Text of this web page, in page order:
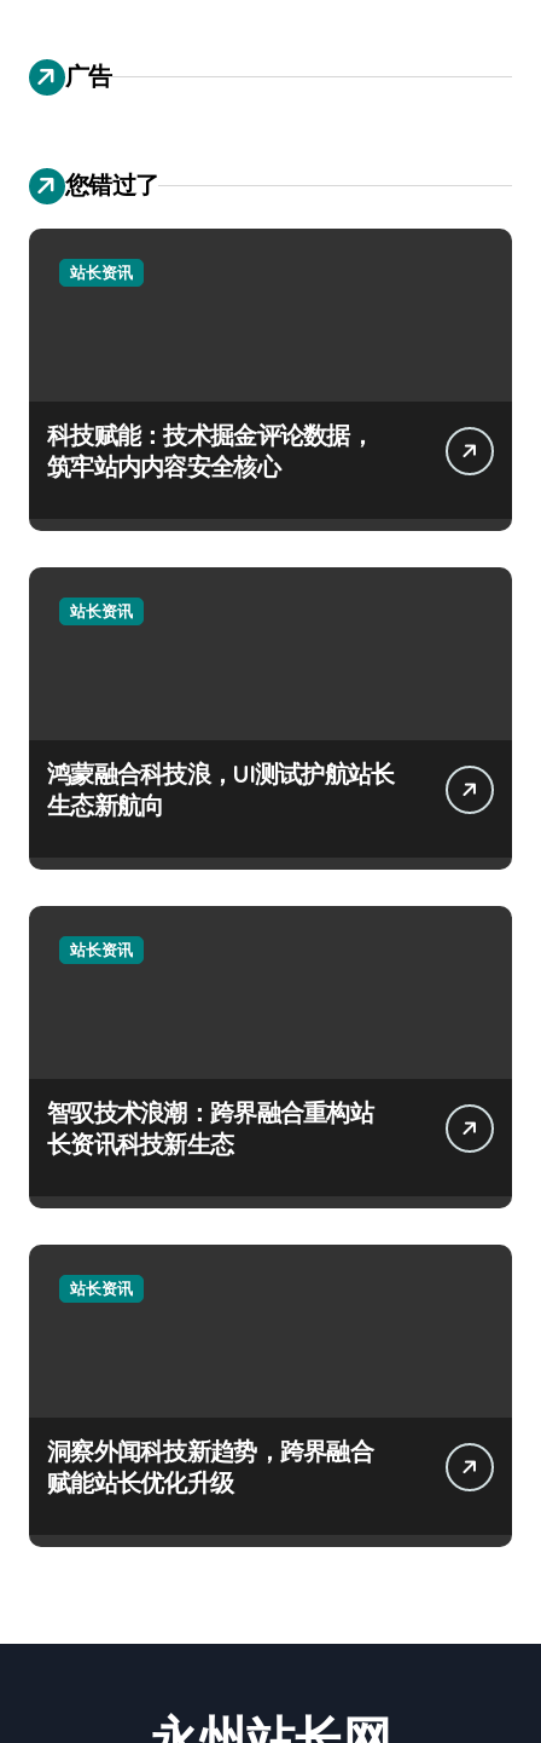
广告
您错过了
站长资讯
科技赋能：技术掘金评论数据，
筑牢站内内容安全核心
站长资讯
鸿蒙融合科技浪，UI测试护航站长
生态新航向
站长资讯
智驭技术浪潮：跨界融合重构站
长资讯科技新生态
站长资讯
洞察外闻科技新趋势，跨界融合
赋能站长优化升级